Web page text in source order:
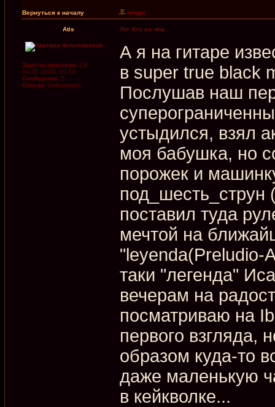
Вернуться к началу
Atis Re: Кто на чём...
Зарегистрирован: Сб
05.07.2003, 10:32
Сообщения: 5
Откуда: Sebastopol
А я на гитаре
в super true black
Послушав наш
устыдился, взял
моя бабушка, но
порожек и
поставил туда
мечтой на
"leyenda(Preludio-
таки "легенда"
вечерам на
посматриваю на
первого взгляда,
образом куда-то
даже маленькую
в кейкволке...